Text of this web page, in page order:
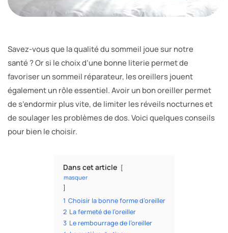
Savez-vous que la qualité du sommeil joue sur notre
santé ? Or si le choix d’une bonne literie permet de
favoriser un sommeil réparateur, les oreillers jouent
également un rôle essentiel. Avoir un bon oreiller permet
de s’endormir plus vite, de limiter les réveils nocturnes et
de soulager les problèmes de dos. Voici quelques conseils
pour bien le choisir.
Dans cet article
masquer
1 Choisir la bonne forme d’oreiller
2 La fermeté de l’oreiller
3 Le rembourrage de l’oreiller